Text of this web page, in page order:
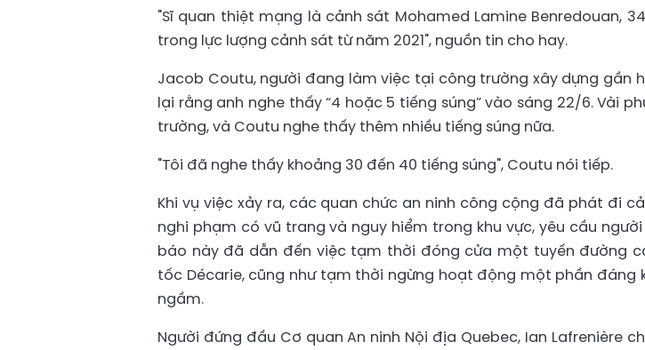
"Sĩ quan thiệt mạng là cảnh sát Mohamed Lamine Benredouan,
trong lực lượng cảnh sát từ năm 2021", nguồn tin cho hay.
Jacob Coutu, người đang làm việc tại công trường xây dựng gần
lại rằng anh nghe thấy “4 hoặc 5 tiếng súng” vào sáng 22/6. Vài
trường, và Coutu nghe thấy thêm nhiều tiếng súng nữa.
"Tôi đã nghe thấy khoảng 30 đến 40 tiếng súng", Coutu nói tiếp.
Khi vụ việc xảy ra, các quan chức an ninh công cộng đã phát đi
nghi phạm có vũ trang và nguy hiểm trong khu vực, yêu cầu
báo này đã dẫn đến việc tạm thời đóng cửa một tuyến đường
tốc Décarie, cũng như tạm thời ngừng hoạt động một phần đáng
ngầm.
Người đứng đầu Cơ quan An ninh Nội địa Quebec, Ian Lafrenière